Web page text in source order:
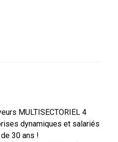
MULTISECTORIEL 4
dynamiques et salariés
30 ans !